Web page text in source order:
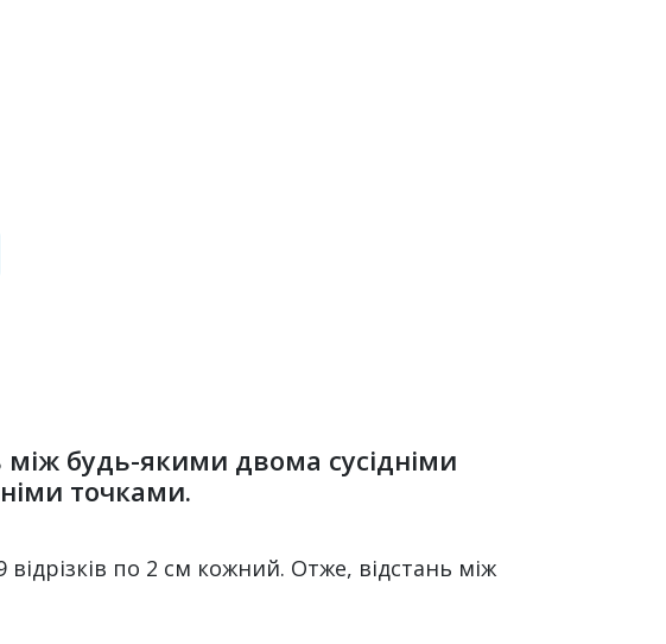
між будь-якими двома сусідніми
точками.
по 2 см кожний. Отже, відстань між